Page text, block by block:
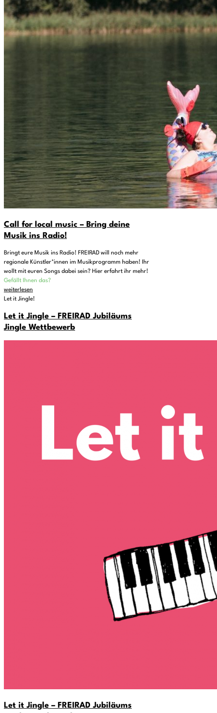
Call for local music – Bring deine
Musik ins Radio!
Bringt eure Musik ins Radio! FREIRAD will noch mehr
regionale Künstler*innen im Musikprogramm haben! Ihr
wollt mit euren Songs dabei sein? Hier erfahrt ihr mehr!
Gefällt Ihnen das?
weiterlesen
Let it Jingle!
Let it Jingle – FREIRAD Jubiläums
Jingle Wettbewerb
Let it Jingle – FREIRAD Jubiläums